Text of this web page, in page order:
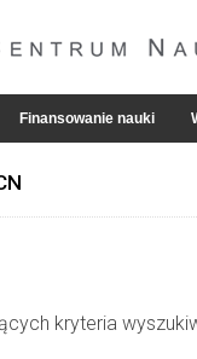
Finansowanie nauki
kryteria